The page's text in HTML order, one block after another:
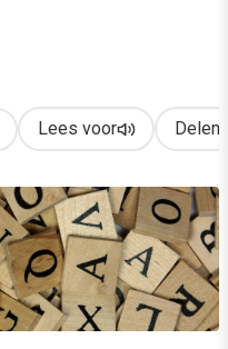
Lees voor Delen